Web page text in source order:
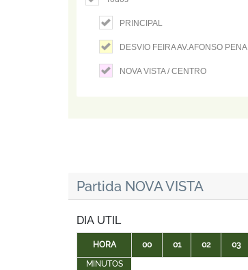
PRINCIPAL
DESVIO FEIRA AV.AFONSO PENA
NOVA VISTA / CENTRO
Partida NOVA VISTA
DIA UTIL
HORA 00 01 02 03
MINUTOS